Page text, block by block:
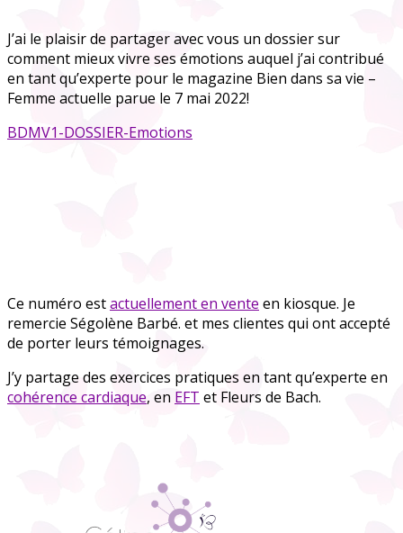
J’ai le plaisir de partager avec vous un dossier sur
comment mieux vivre ses émotions auquel j’ai contribué
en tant qu’experte pour le magazine Bien dans sa vie –
Femme actuelle parue le 7 mai 2022!
BDMV1-DOSSIER-Emotions
Ce numéro estactuellement en vente en kiosque. Je
remercie Ségolène Barbé. et mes clientes qui ont accepté
de porter leurs témoignages.
J’y partage des exercices pratiques en tant qu’experte en
cohérence cardiaque, en EFT et Fleurs de Bach.